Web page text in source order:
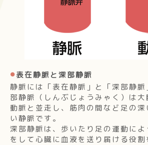
表在静脈と深部静脈
静脈には「表在静脈」と「深部静
部静脈（しんぶじょうみゃく）は
動脈と並走し、筋肉の間など足の
い静脈です。
深部静脈は、歩いたり足の運動に
をして心臓に血液を送り届ける役割